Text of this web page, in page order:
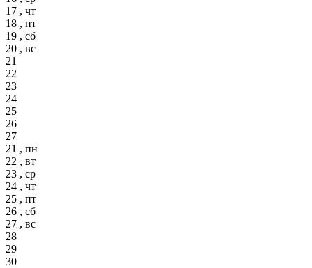
17 , чт
18 , пт
19 , сб
20 , вс
21
22
23
24
25
26
27
21 , пн
22 , вт
23 , ср
24 , чт
25 , пт
26 , сб
27 , вс
28
29
30